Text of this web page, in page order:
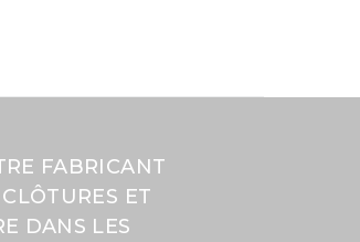
FABRICANT
ET
DANS LES